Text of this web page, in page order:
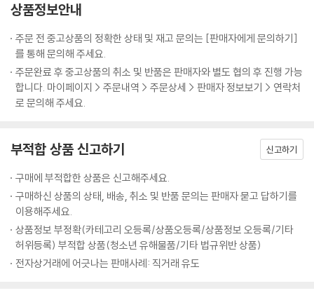
상품정보안내
주문 전 중고상품의 정확한 상태 및 재고 문의는 [판매자에게 문의하기]
를 통해 문의해 주세요.
주문완료 후 중고상품의 취소 및 반품은 판매자와 별도 협의 후 진행 가능
합니다. 마이페이지 > 주문내역 > 주문상세 > 판매자 정보보기 > 연락처
로 문의해 주세요.
부적합 상품 신고하기 신고하기
구매에 부적합한 상품은 신고해주세요.
구매하신 상품의 상태, 배송, 취소 및 반품 문의는 판매자 묻고 답하기를
이용해주세요.
상품정보 부정확(카테고리 오등록/상품오등록/상품정보 오등록/기타
허위등록) 부적합 상품(청소년 유해물품/기타 법규위반 상품)
전자상거래에 어긋나는 판매사례: 직거래 유도